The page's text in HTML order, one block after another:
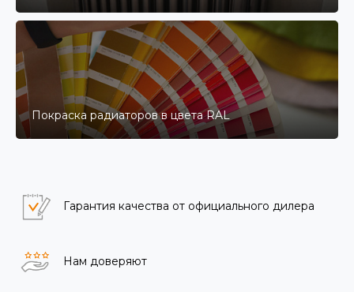
Покраска радиаторов в цвета RAL
Гарантия качества от официального дилера
Нам доверяют